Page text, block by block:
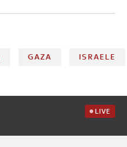
GAZA ISRAELE
LIVE